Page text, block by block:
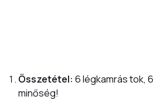
Összetétel: 6 légkamrás tok,
minőség!